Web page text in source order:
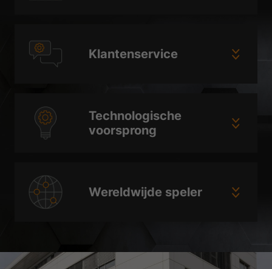
Klantenservice
Technologische
voorsprong
Wereldwijde speler